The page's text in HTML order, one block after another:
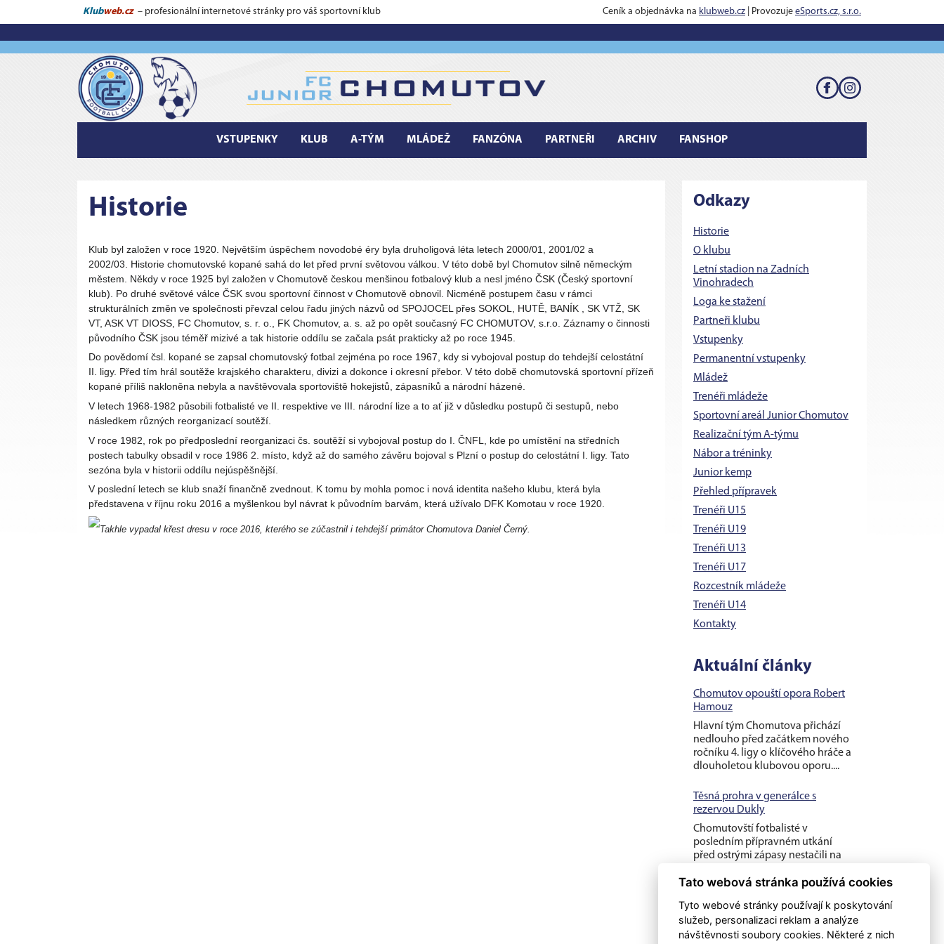
Klubweb.cz – profesionální internetové stránky pro váš sportovní klub Ceník a objednávka na klubweb.cz | Provozuje eSports.cz, s.r.o.
VSTUPENKY KLUB A-TÝM MLÁDEŽ FANZÓNA PARTNEŘI ARCHIV FANSHOP
Historie
Klub byl založen v roce 1920. Největším úspěchem novodobé éry byla druholigová léta letech 2000/01, 2001/02 a
2002/03. Historie chomutovské kopané sahá do let před první světovou válkou. V této době byl Chomutov silně německým
městem. Někdy v roce 1925 byl založen v Chomutově českou menšinou fotbalový klub a nesl jméno ČSK (Český sportovní
klub). Po druhé světové válce ČSK svou sportovní činnost v Chomutově obnovil. Nicméně postupem času v rámci
strukturálních změn ve společnosti převzal celou řadu jiných názvů od SPOJOCEL přes SOKOL, HUTĚ, BANÍK , SK VTŽ, SK
VT, ASK VT DIOSS, FC Chomutov, s. r. o., FK Chomutov, a. s. až po opět současný FC CHOMUTOV, s.r.o. Záznamy o činnosti
původního ČSK jsou téměř mizivé a tak historie oddílu se začala psát prakticky až po roce 1945.
Do povědomí čsl. kopané se zapsal chomutovský fotbal zejména po roce 1967, kdy si vybojoval postup do tehdejší celostátní
II. ligy. Před tím hrál soutěže krajského charakteru, divizi a dokonce i okresní přebor. V této době chomutovská sportovní přízeň
kopané příliš nakloněna nebyla a navštěvovala sportoviště hokejistů, zápasníků a národní házené.
V letech 1968-1982 působili fotbalisté ve II. respektive ve III. národní lize a to ať již v důsledku postupů či sestupů, nebo
následkem různých reorganizací soutěží.
V roce 1982, rok po předposlední reorganizaci čs. soutěží si vybojoval postup do I. ČNFL, kde po umístění na středních
postech tabulky obsadil v roce 1986 2. místo, když až do samého závěru bojoval s Plzní o postup do celostátní I. ligy. Tato
sezóna byla v historii oddílu nejúspěšnější.
V poslední letech se klub snaží finančně zvednout. K tomu by mohla pomoc i nová identita našeho klubu, která byla
představena v říjnu roku 2016 a myšlenkou byl návrat k původním barvám, která užívalo DFK Komotau v roce 1920.
Takhle vypadal křest dresu v roce 2016, kterého se zúčastnil i tehdejší primátor Chomutova Daniel Černý.
Odkazy
Historie
O klubu
Letní stadion na Zadních
Vinohradech
Loga ke stažení
Partneři klubu
Vstupenky
Permanentní vstupenky
Mládež
Trenéři mládeže
Sportovní areál Junior Chomutov
Realizační tým A-týmu
Nábor a tréninky
Junior kemp
Přehled přípravek
Trenéři U15
Trenéři U19
Trenéři U13
Trenéři U17
Rozcestník mládeže
Trenéři U14
Kontakty
Aktuální články
Chomutov opouští opora Robert
Hamouz
Hlavní tým Chomutova přichází
nedlouho před začátkem nového
ročníku 4. ligy o klíčového hráče a
dlouholetou klubovou oporu....
Těsná prohra v generálce s
rezervou Dukly
Chomutovští fotbalisté v
posledním přípravném utkání
před ostrými zápasy nestačili na
kterou v...
Ve druhém utkání prohra s
druholigovým Kladnem
Tato webová stránka používá cookies
Tyto webové stránky používají k poskytování
služeb, personalizaci reklam a analýze
návštěvnosti soubory cookies. Některé z nich